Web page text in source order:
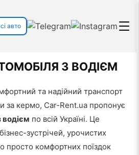
авто
З ВОДІЄМ
та надійний транспорт
за кермо, Car-Rent.ua пропонує
водієм по всій Україні. Це
зустрічей, урочистих
просто комфортних поїздок